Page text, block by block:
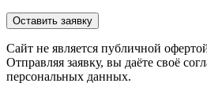
Оставить заявку
Cайт не является публичной
Отправляя заявку, вы даёте своё
персональных данных.